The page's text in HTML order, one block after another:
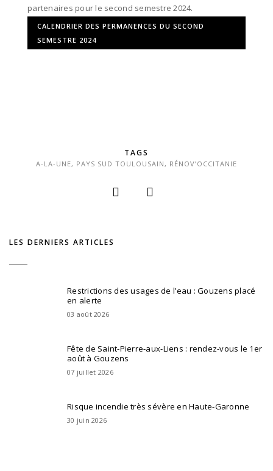
partenaires pour le second semestre 2024.
CALENDRIER DES PERMANENCES DU SECOND
SEMESTRE 2024
TAGS
A-LA-UNE, PAYS SUD TOULOUSAIN , RÉNOV’OCCITANIE
LES DERNIERS ARTICLES
Restrictions des usages de l’eau : Gouzens placé
en alerte
03 août 2026
Fête de Saint-Pierre-aux-Liens : rendez-vous le 1er
août à Gouzens
07 juillet 2026
Risque incendie très sévère en Haute-Garonne
30 juin 2026